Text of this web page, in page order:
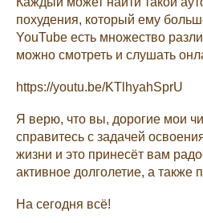
похудения, который ему
YouTube есть множество
можно смотреть и слушать
https://youtu.be/KTlhyahSprU
Я верю, что вы, дорогие мои
справитесь с задачей
жизни и это принесёт вам
активное долголетие, а также
На сегодня всё!